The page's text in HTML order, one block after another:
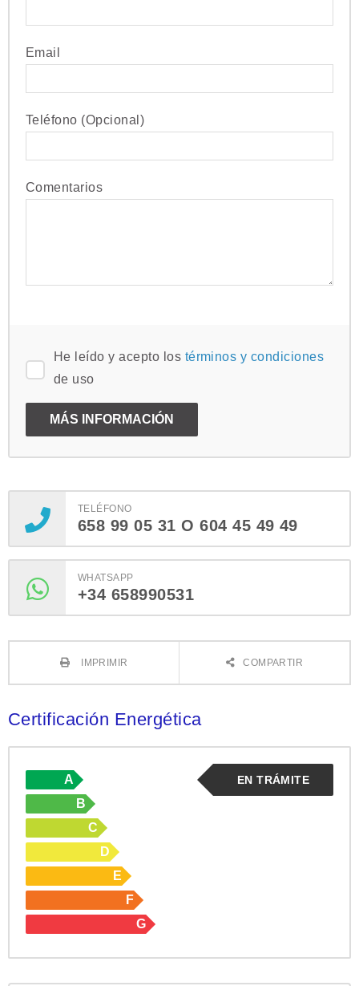
Email
Teléfono (Opcional)
Comentarios
He leído y acepto los términos y condiciones
de uso
TELÉFONO
658 99 05 31 O 604 45 49 49
WHATSAPP
+34 658990531
IMPRIMIR COMPARTIR
Certificación Energética
EN TRÁMITE
A
B
C
D
E
F
G